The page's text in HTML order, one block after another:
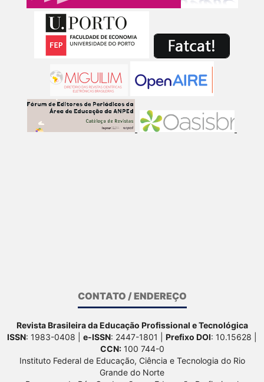
CONTATO / ENDEREÇO
Revista Brasileira da Educação Profissional e Tecnológica
ISSN: 1983-0408 | e-ISSN: 2447-1801 | Prefixo DOI: 10.15628 |
CCN:100 744-0
Instituto Federal de Educação, Ciência e Tecnologia do Rio
Grande do Norte